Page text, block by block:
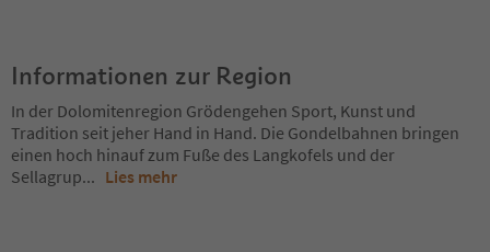
Informationen zur Region
In der Dolomitenregion Grödengehen Sport, Kunst und
Tradition seit jeher Hand in Hand. Die Gondelbahnen bringen
einen hoch hinauf zum Fuße des Langkofels und der
Sellagrup... Lies mehr